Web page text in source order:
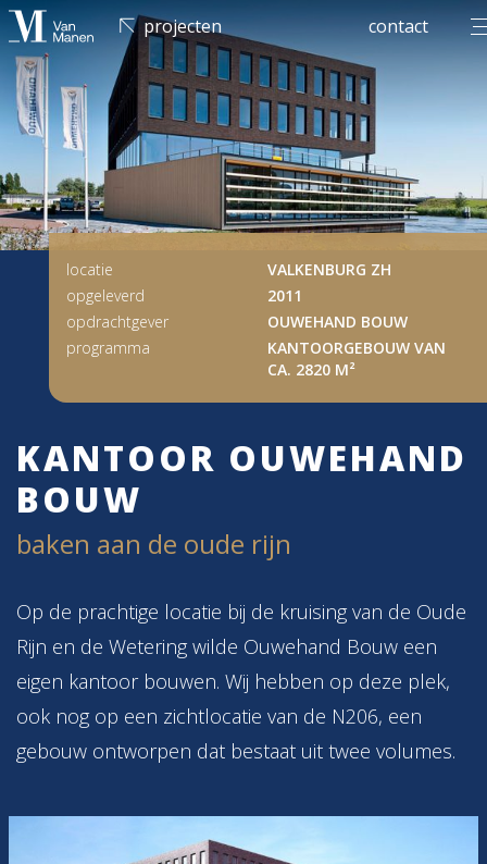
projecten contact
locatie
VALKENBURG ZH
opgeleverd
2011
opdrachtgever
OUWEHAND BOUW
programma
KANTOORGEBOUW VAN
CA. 2820 M²
KANTOOR OUWEHAND
BOUW
baken aan de oude rijn
Op de prachtige locatie bij de kruising van de Oude
Rijn en de Wetering wilde Ouwehand Bouw een
eigen kantoor bouwen. Wij hebben op deze plek,
ook nog op een zichtlocatie van de N206, een
gebouw ontworpen dat bestaat uit twee volumes.